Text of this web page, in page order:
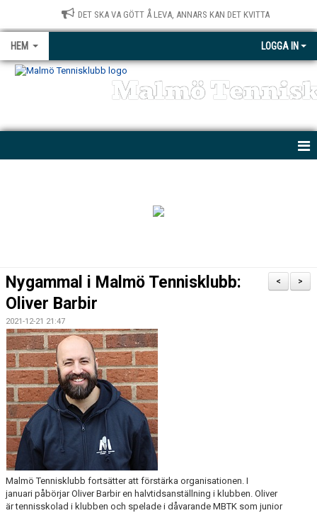
DET SKA VA GÖTT Å LEVA, ANNARS KAN DET KVITTA
HEM LOGGA IN
Malmö
PRIVATLEKTIONER
BOKA BANA
KALLELSE ÅRSMÖTE 2025
OM KLUBBEN
NYHETSARKIV
>
<
Nygammal i Malmö Tennisklubb:
Oliver Barbir
2021-12-21 21:47
Malmö Tennisklubb fortsätter att förstärka organisationen. I
januari påbörjar Oliver Barbir en halvtidsanställning i klubben. Oliver
är tennisskolad i klubben och spelade i dåvarande MBTK som junior